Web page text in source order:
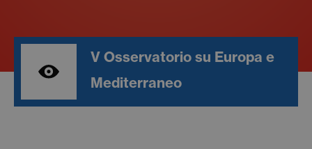
V Osservatorio su Europa e
Mediterraneo